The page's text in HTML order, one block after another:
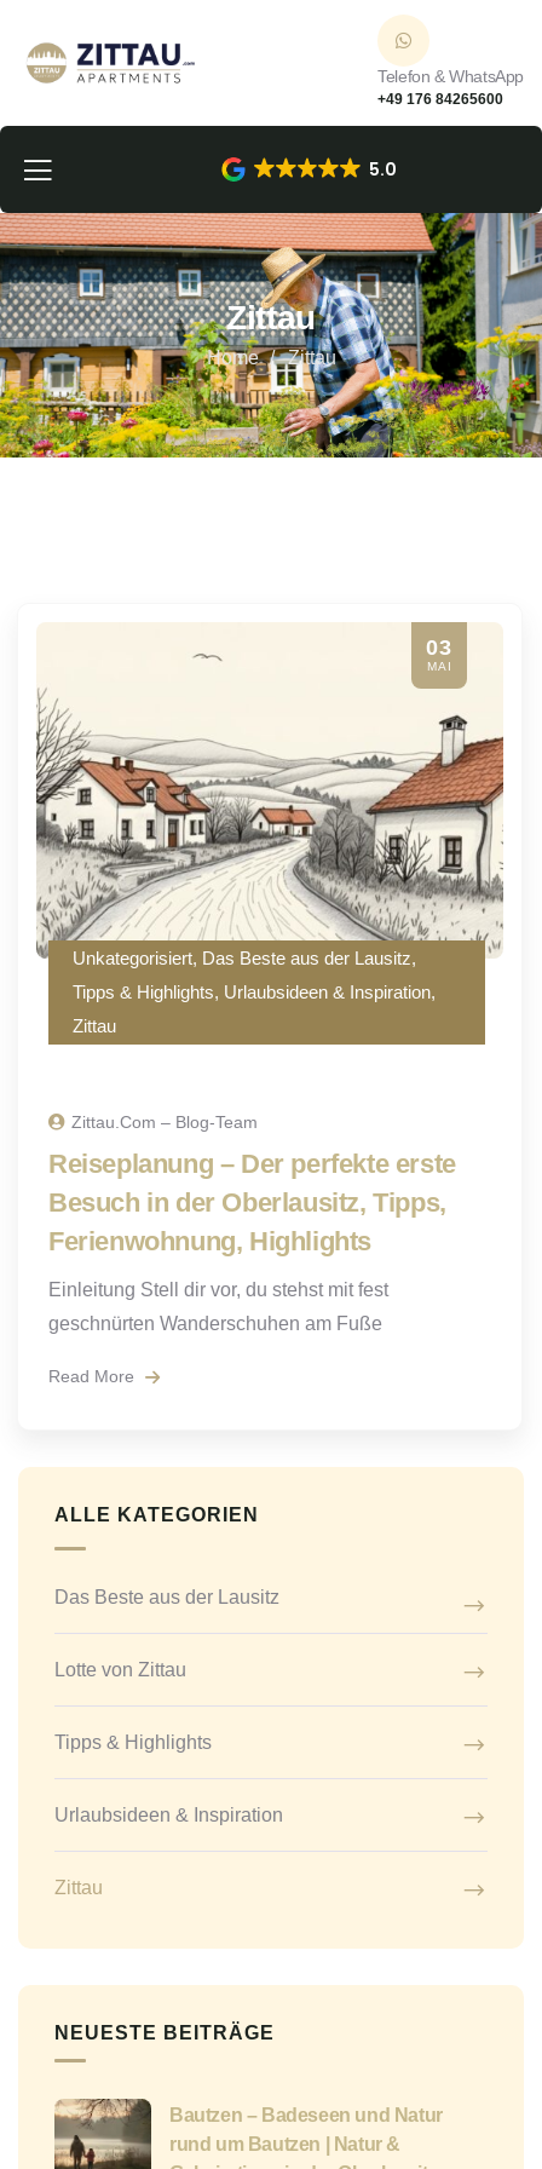
Telefon & WhatsApp
+49 176 84265600
5.0
Zittau
Home Zittau
03
MAI
Unkategorisiert, Das Beste aus der Lausitz,
Tipps & Highlights, Urlaubsideen & Inspiration,
Zittau
Zittau.com – Blog-Team
Reiseplanung – Der perfekte erste
Besuch in der Oberlausitz, Tipps,
Ferienwohnung, Highlights
Einleitung Stell dir vor, du stehst mit fest
geschnürten Wanderschuhen am Fuße
Read More
ALLE KATEGORIEN
Das Beste aus der Lausitz
Lotte von Zittau
Tipps & Highlights
Urlaubsideen & Inspiration
Zittau
NEUESTE BEITRÄGE
Bautzen – Badeseen und Natur
rund um Bautzen | Natur &